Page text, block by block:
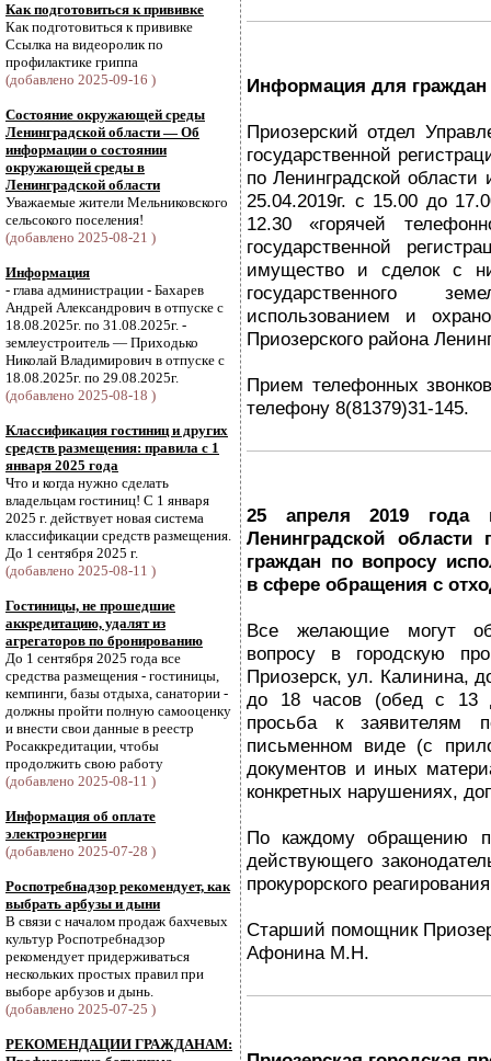
Как подготовиться к прививке
Как подготовиться к прививке
Ссылка на видеоролик по
профилактике гриппа
(добавлено 2025-09-16 )
Состояние окружающей среды
Ленинградской области — Об
информации о состоянии
окружающей среды в
Ленинградской области
Уважаемые жители Мельниковского
сельсокого поселения!
(добавлено 2025-08-21 )
Информация
- глава администрации - Бахарев
Андрей Александрович в отпуске с
18.08.2025г. по 31.08.2025г. -
землеустроитель — Приходько
Николай Владимирович в отпуске с
18.08.2025г. по 29.08.2025г.
(добавлено 2025-08-18 )
Классификация гостиниц и других
средств размещения: правила с 1
января 2025 года
Что и когда нужно сделать
владельцам гостиниц! С 1 января
2025 г. действует новая система
классификации средств размещения.
До 1 сентября 2025 г.
(добавлено 2025-08-11 )
Гостиницы, не прошедшие
аккредитацию, удалят из
агрегаторов по бронированию
До 1 сентября 2025 года все
средства размещения - гостиницы,
кемпинги, базы отдыха, санатории -
должны пройти полную самооценку
и внести свои данные в реестр
Росаккредитации, чтобы
продолжить свою работу
(добавлено 2025-08-11 )
Информация об оплате
электроэнергии
(добавлено 2025-07-28 )
Роспотребнадзор рекомендует, как
выбрать арбузы и дыни
В связи с началом продаж бахчевых
культур Роспотребнадзор
рекомендует придерживаться
нескольких простых правил при
выборе арбузов и дынь.
(добавлено 2025-07-25 )
РЕКОМЕНДАЦИИ ГРАЖДАНАМ:
Информация для граждан
Приозерский отдел
государственной
по Ленинградской
25.04.2019г. с 15.00 до
12.30 «горячей
государственной
имущество и сделок с
государственного
использованием и
Приозерского района
Прием телефонных
телефону 8(81379)31-145.
25 апреля 2019 года
Ленинградской области
граждан по вопросу
в сфере обращения с
Все желающие могут
вопросу в городскую
Приозерск, ул. Калинина,
до 18 часов (обед с 13
просьба к заявителям
письменном виде (с
документов и иных
конкретных нарушениях,
По каждому обращению
действующего
прокурорского
Старший помощник
Афонина М.Н.